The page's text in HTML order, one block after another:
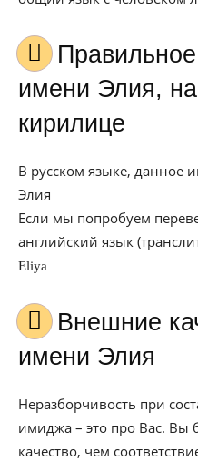
Правильное написание
имени Элия,
кирилице
В русском языке, данное
Элия
Если мы попробуем
английский язык
Eliya
Внешние качества для
имени Элия
Неразборчивость при
имиджа – это про Вас. Вы
качество, чем